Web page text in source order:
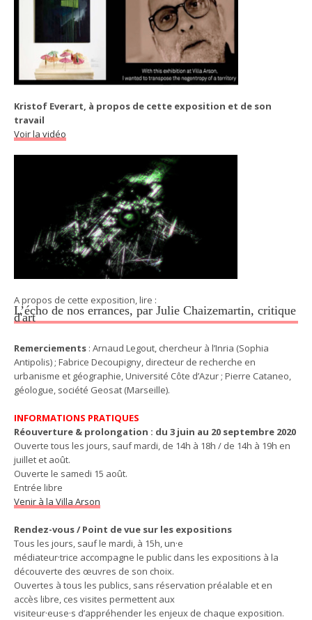
Kristof Everart, à propos de cette exposition et de son
travail
Voir la vidéo
A propos de cette exposition, lire :
L’écho de nos errances, par Julie Chaizemartin, critique
d'art
Remerciements : Arnaud Legout, chercheur à l’Inria (Sophia
Antipolis) ; Fabrice Decoupigny, directeur de recherche en
urbanisme et géographie, Université Côte d’Azur ; Pierre Cataneo,
géologue, société Geosat (Marseille).
INFORMATIONS PRATIQUES
Réouverture & prolongation : du 3 juin au 20 septembre 2020
Ouverte tous les jours, sauf mardi, de 14h à 18h / de 14h à 19h en
juillet et août.
Ouverte le samedi 15 août.
Entrée libre
Venir à la Villa Arson
Rendez-vous / Point de vue sur les expositions
Tous les jours, sauf le mardi, à 15h, un·e
médiateur·trice accompagne le public dans les expositions à la
découverte des œuvres de son choix.
Ouvertes à tous les publics, sans réservation préalable et en
accès libre, ces visites permettent aux
visiteur·euse·s d’appréhender les enjeux de chaque exposition.